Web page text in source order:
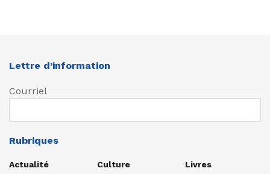
Lettre d’information
Courriel
Rubriques
Actualité
Culture
Livres